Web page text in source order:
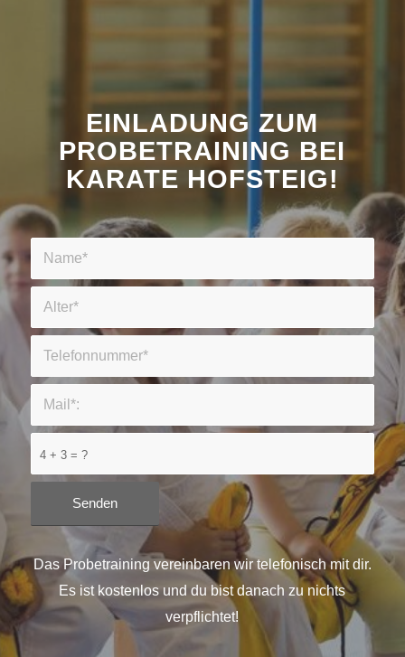
EINLADUNG ZUM
PROBETRAINING BEI
KARATE HOFSTEIG!
4 + 3 = ?
Das Probetraining vereinbaren wir telefonisch mit dir.
Es ist kostenlos und du bist danach zu nichts
verpflichtet!